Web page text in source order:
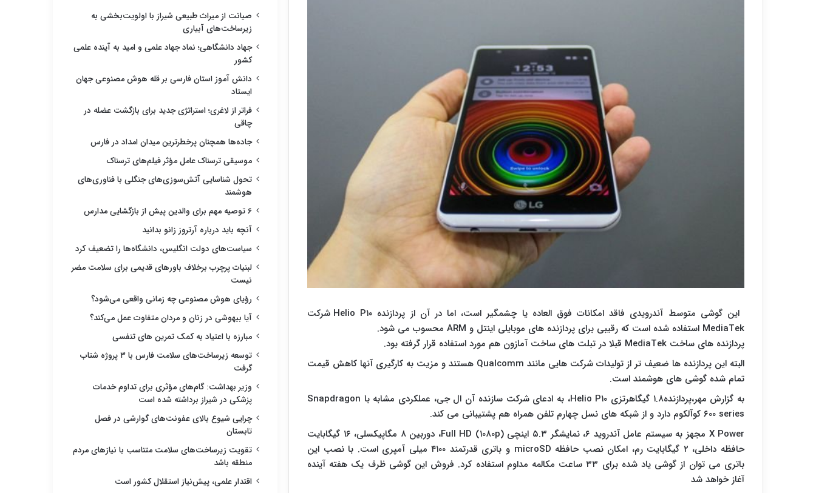
این گوشی متوسط آندرویدی فاقد امکانات فوق العاده یا چشمگیر است، اما در آن از پردازنده Helio P۱۰ شرکت
MediaTek استفاده شده است که رقیبی برای پردازنده های موبایلی اینتل و ARM محسوب می شود.
پردازنده های ساخت MediaTek قبلا در تبلت های ساخت آمازون هم مورد استفاده قرار گرفته بود.
البته این پردازنده ها ضعیف تر از تولیدات شرکت هایی مانند Qualcomm هستند و مزیت به کارگیری آنها کاهش قیمت
تمام شده گوشی های هوشمند است.
به گزارش مهر،پردازنده۱.۸ گیگاهرتزی Helio P۱۰، به ادعای شرکت سازنده آن ال جی،‌ عملکردی مشابه با Snapdragon
۶۰۰ series کوآلکوم دارد و از شبکه های نسل چهارم تلفن همراه هم پشتیبانی می کند.
X Power مجهز به سیستم عامل آندروید ۶، نمایشگر ۵.۳ اینچی Full HD (۱۰۸۰p)، دوربین ۸ مگاپیکسلی، ۱۶ گیگابایت
حافظه داخلی، ۲ گیگابایت رم، امکان نصب حافظه microSD و باتری قدرتمند ۴۱۰۰ میلی آمپری است. با نصب این
باتری می توان از گوشی یاد شده برای ۳۳ ساعت مکالمه مداوم استفاده کرد. فروش این گوشی ظرف یک هفته آینده
آغاز خواهد شد
صیانت از میراث طبیعی شیراز با اولویت‌بخشی به
زیرساخت‌های آبیاری
جهاد دانشگاهی؛ نماد جهاد علمی و امید به آینده علمی
کشور
دانش آموز استان فارسی بر قله هوش مصنوعی جهان
ایستاد
فراتر از لاغری؛ استراتژی جدید برای بازگشت عضله در
چاقی
جاده‌ها همچنان پرخطرترین میدان امداد در فارس
موسیقی ترسناک عامل مؤثر فیلم‌های ترسناک
تحول شناسایی آتش‌سوزی‌های جنگلی با فناوری‌های
هوشمند
۶ توصیه مهم برای والدین پیش از بازگشایی مدارس
آنچه باید درباره آرتروز زانو بدانید
سیاست‌های دولت انگلیس، دانشگاه‌ها را تضعیف کرد
لبنیات پرچرب برخلاف باورهای قدیمی برای سلامت مضر
نیست
رؤیای هوش مصنوعی چه زمانی واقعی می‌شود؟
آیا بیهوشی در زنان و مردان متفاوت عمل می‌کند؟
مبارزه با اعتیاد به کمک تمرین های تنفسی
توسعه زیرساخت‌های سلامت فارس با ۳ پروژه شتاب
گرفت
وزیر بهداشت: گام‌های مؤثری برای تداوم خدمات
پزشکی در شیراز برداشته شده است
چرایی شیوع بالای عفونت‌های گوارشی در فصل
تابستان
تقویت زیرساخت‌های سلامت متناسب با نیازهای مردم
منطقه باشد
اقتدار علمی، پیش‌نیاز استقلال کشور است